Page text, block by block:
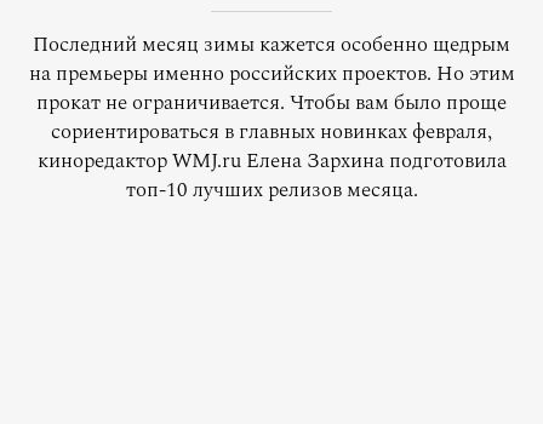
Последний месяц зимы кажется особенно щедрым
на премьеры именно российских проектов. Но этим
прокат не ограничивается. Чтобы вам было проще
сориентироваться в главных новинках февраля,
киноредактор WMJ.ru Елена Зархина подготовила
топ-10 лучших релизов месяца.